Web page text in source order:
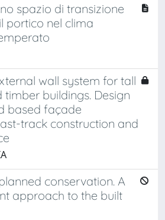
spazio di transizione
portico nel clima
wall system for tall
buildings. Design
based façade
track construction and
conservation. A
approach to the built